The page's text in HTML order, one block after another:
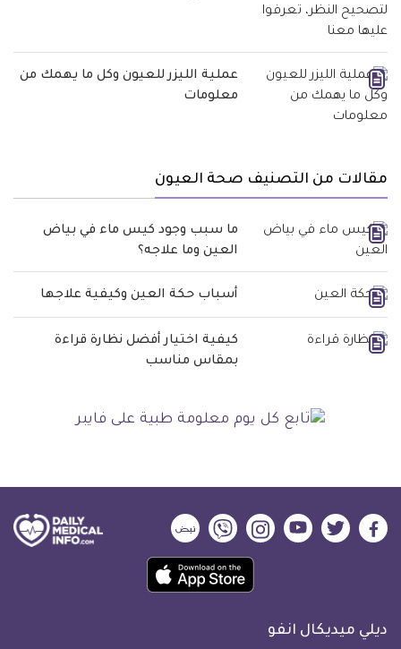
عملية الليزر للعيون وكل ما يهمك من
معلومات
مقالات من التصنيف صحة العيون
ما سبب وجود كيس ماء في بياض
العين وما علاجه؟
أسباب حكة العين وكيفية علاجها
كيفية اختيار أفضل نظارة قراءة
بمقاس مناسب
ديلي
فيسبوك
ديلي
تويتر
ديلي
ميديكال
يوتيوب
ديلي
ميديكال
انفو
ديلي
ميديكال
انفو
ديلي
ميديكال
انفو
حمل
تطبيق
ديلي ميديكال انفو